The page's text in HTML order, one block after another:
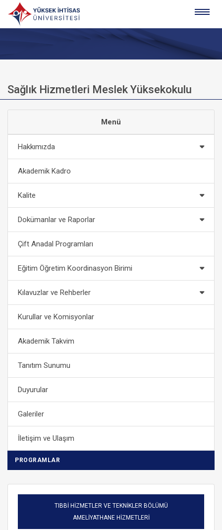
Sağlık Hizmetleri Meslek Yüksekokulu
Menü
Hakkımızda
Akademik Kadro
Kalite
Dokümanlar ve Raporlar
Çift Anadal Programları
Eğitim Öğretim Koordinasyon Birimi
Kılavuzlar ve Rehberler
Kurullar ve Komisyonlar
Akademik Takvim
Tanıtım Sunumu
Duyurular
Galeriler
İletişim ve Ulaşım
PROGRAMLAR
TIBBİ HİZMETLER VE TEKNİKLER BÖLÜMÜ
AMELİYATHANE HİZMETLERİ